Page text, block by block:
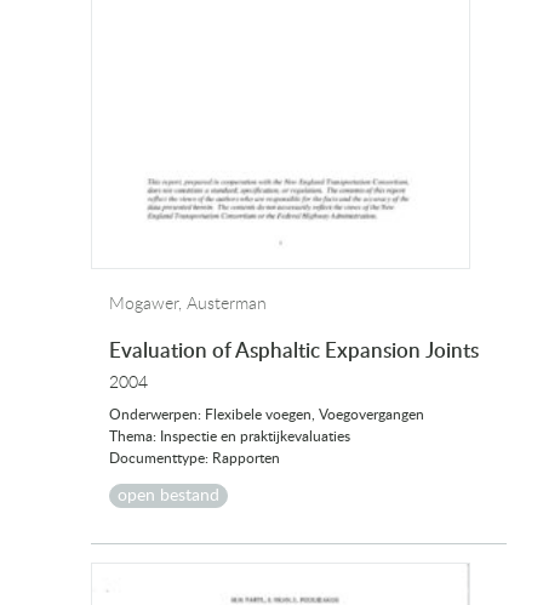
Mogawer, Austerman
Evaluation of Asphaltic Expansion Joints
2004
Onderwerpen: Flexibele voegen, Voegovergangen
Thema: Inspectie en praktijkevaluaties
Documenttype: Rapporten
open bestand